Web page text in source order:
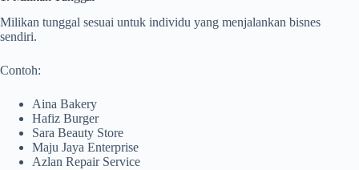
Milikan tunggal sesuai untuk individu yang menjalankan bisnes
sendiri.
Contoh:
Aina Bakery
Hafiz Burger
Sara Beauty Store
Maju Jaya Enterprise
Azlan Repair Service